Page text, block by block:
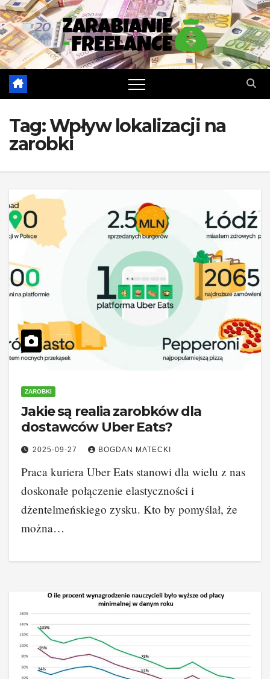
Skip
to
content
Tag:Wpływ lokalizacji na
zarobki
ZAROBKI
Jakie są realia zarobków dla
dostawców Uber Eats?
2025-09-27 BOGDAN MATECKI
Praca kuriera Uber Eats stanowi dla wielu z nas
doskonałe połączenie elastyczności i
dżentelmeńskiego zysku. Kto by pomyślał, że
można…